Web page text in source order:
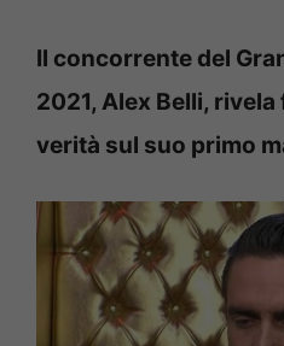
Il concorrente del
2021, Alex Belli,
verità sul suo primo